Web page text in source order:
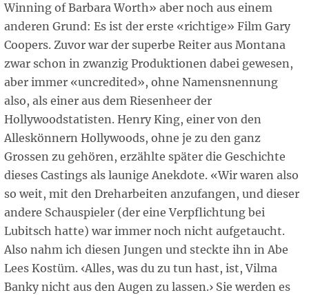
Winning of Barbara Worth» aber noch aus einem
anderen Grund: Es ist der erste «richtige» Film Gary
Coopers. Zuvor war der superbe Reiter aus Montana
zwar schon in zwanzig Produktionen dabei gewesen,
aber immer «uncredited», ohne Namensnennung
also, als einer aus dem Riesenheer der
Hollywoodstatisten. Henry King, einer von den
Alleskönnern Hollywoods, ohne je zu den ganz
Grossen zu gehören, erzählte später die Geschichte
dieses Castings als launige Anekdote. «Wir waren also
so weit, mit den Dreharbeiten anzufangen, und dieser
andere Schauspieler (der eine Verpflichtung bei
Lubitsch hatte) war immer noch nicht aufgetaucht.
Also nahm ich diesen Jungen und steckte ihn in Abe
Lees Kostüm. ‹Alles, was du zu tun hast, ist, Vilma
Banky nicht aus den Augen zu lassen.› Sie werden es